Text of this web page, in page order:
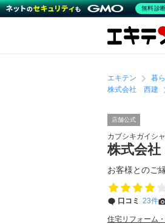
エキテン 暮
株式会社 西建
店舗公式
カブシキガイシ
株式会
お客様とのご
口コミ 23件
住宅リフォーム
無料診